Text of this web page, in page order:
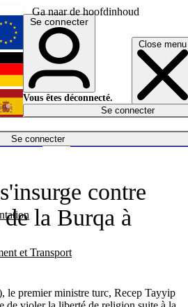
Ga naar de hoofdinhoud
Close menu
Se connecter
et Transport
Économie
English
Deutsch
Español
Se connecter
Vous êtes déconnecté.
Se connecter
contre
la Burqa à
le premier ministre turc, Recep Tayyip